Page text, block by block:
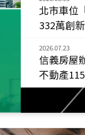
北市車位
332萬創
2026.07.23
信義房屋
不動產